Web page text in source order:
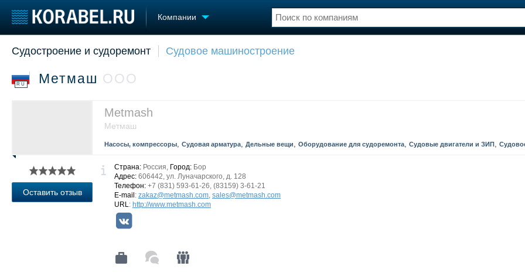
Компании
Судостроение
Новости
Реклама
Торговая площадка
Продажа флота
Изделия
Материалы
Конференции
Судостроение и судоремонт Судовое машиностроение
RU Метмаш ООО
Metmash
Метмаш
Насосы, компрессоры, Судовая арматура, Дельные вещи, Оборудование для судоремонта, Судовые двигатели и ЗИП,
Оставить отзыв
Страна: Россия, Город: Бор
Адрес: 606442, ул. Луначарского, д. 128
Телефон: +7 (831) 593-61-26, (83159) 3-61-21
E-mail : zakaz@metmash.com, sales@metmash.com
URL: http://www.metmash.com